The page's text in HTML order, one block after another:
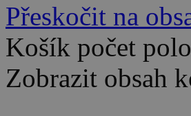
Přeskočit na
Košík počet
Zobrazit obsah